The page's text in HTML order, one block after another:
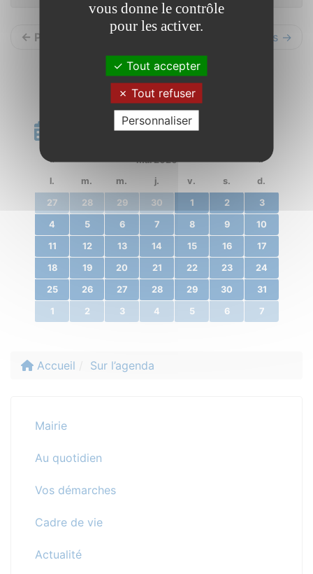
← Précédents Suivants →
Calendrier
« mai 2020
»
l.
m. m. j. v. s. d.
27 28 29 30 1 2 3
4 5 6 7 8 9 10
11 12 13 14 15 16 17
18 19 20 21 22 23 24
25 26 27 28 29 30 31
1 2 3 4 5 6 7
Accueil Sur l’agenda
Mairie
Au quotidien
Vos démarches
Cadre de vie
Actualité
vous donne le contrôle
pour les activer.
Tout accepter
Tout refuser
Personnaliser